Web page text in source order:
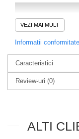
VEZI MAI MULT
Informatii
Caracteristici
Review-uri (0)
ALTI